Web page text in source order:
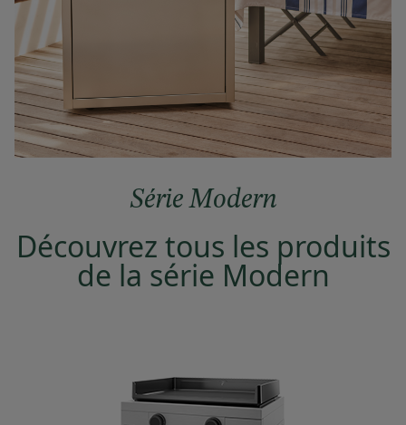
Série Modern
Découvrez tous les produits
de la série Modern